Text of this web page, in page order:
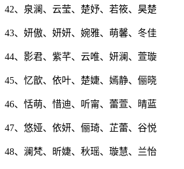
42、泉澜、云莹、楚妤、若筱、昊楚
43、妍傲、妍妍、婉雅、萌馨、冬佳
44、影君、紫芊、云唯、妍澜、萱璇
45、忆歆、依叶、楚婕、嫣静、俪晓
46、恬萌、惜迪、听甯、蕾萱、晴蓝
47、悠娅、依妍、俪琦、芷蕾、谷悦
48、澜梵、昕婕、秋瑶、璇慧、兰怡